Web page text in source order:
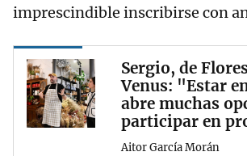
imprescindible inscribirse con
Sergio, de
Venus: "Estar
abre muchas
participar en
Aitor García Morán